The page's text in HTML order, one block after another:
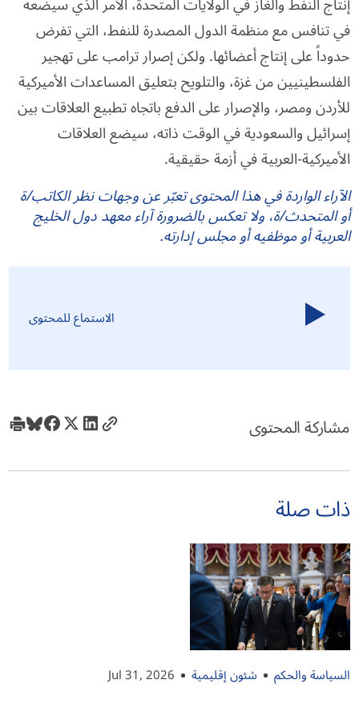
في تنافس مع منظمة الدول المصدرة للنفط، التي تفرض
حدوداً على إنتاج أعضائها. ولكن إصرار ترامب على تهجير
الفلسطينيين من غزة، والتلويح بتعليق المساعدات الأميركية
للأردن ومصر، والإصرار على الدفع باتجاه تطبيع العلاقات بين
إسرائيل والسعودية في الوقت ذاته، سيضع العلاقات
الأميركية-العربية في أزمة حقيقية.
الآراء الواردة في هذا المحتوى تعبّر عن وجهات نظر الكاتب/ة
أو المتحدث/ة، ولا تعكس بالضرورة آراء معهد دول الخليج
العربية أو موظفيه أو مجلس إدارته.
الاستماع للمحتوى
مشاركة المحتوى
ذات صلة
السياسة والحكم شئون إقليمية Jul 31, 2026